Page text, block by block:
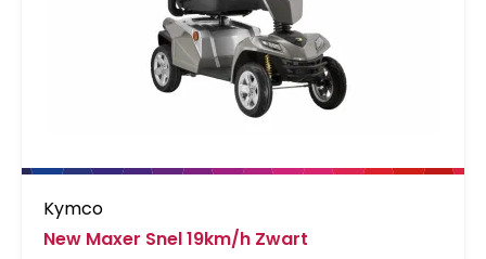
Kymco
New Maxer Snel 19km/h Zwart